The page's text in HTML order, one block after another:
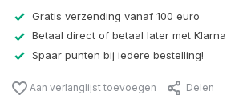
Gratis verzending vanaf 100 euro
Betaal direct of betaal later met Klarna
Spaar punten bij iedere bestelling!
Aan verlanglijst toevoegen Delen